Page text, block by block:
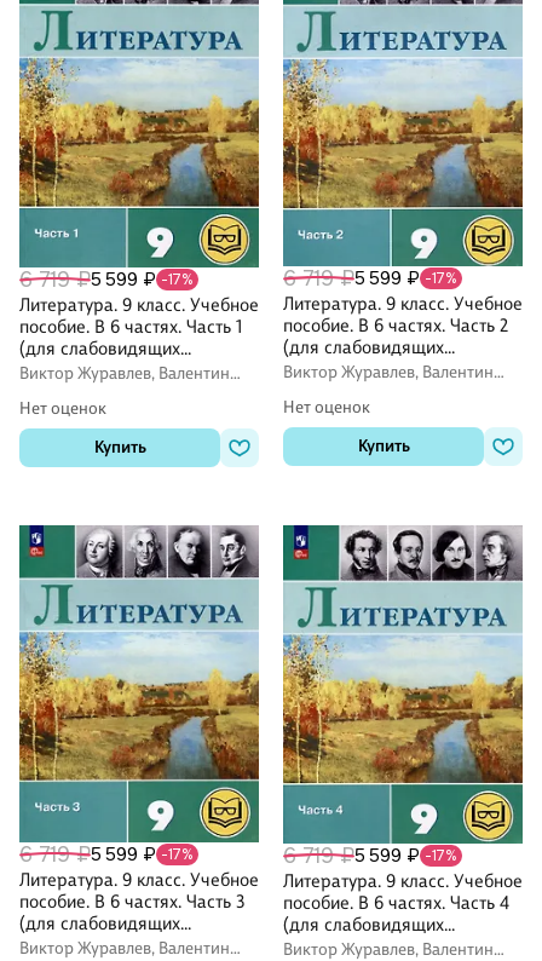
6 719 ₽5 599 ₽ -17%
Литература. 9 класс. Учебное
пособие. В 6 частях. Часть 1
(для слабовидящих
обучающихся)
Виктор Журавлев, Валентин
Нет оценок
Купить
6 719 ₽5 599 ₽ -17%
Литература. 9 класс. Учебное
пособие. В 6 частях. Часть 2
(для слабовидящих
обучающихся)
Виктор Журавлев, Валентин
Нет оценок
Купить
6 719 ₽5 599 ₽ -17%
Литература. 9 класс. Учебное
пособие. В 6 частях. Часть 3
(для слабовидящих
обучающихся)
Виктор Журавлев, Валентин
6 719 ₽5 599 ₽ -17%
Литература. 9 класс. Учебное
пособие. В 6 частях. Часть 4
(для слабовидящих
обучающихся)
Виктор Журавлев, Валентин